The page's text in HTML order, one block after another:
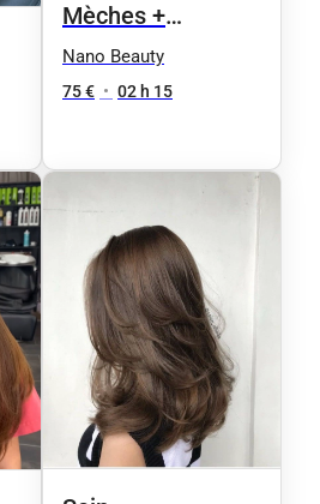
Mèches +
Shampoing +
Coupe + Brushing
Nano Beauty
75 € • 02 h 15